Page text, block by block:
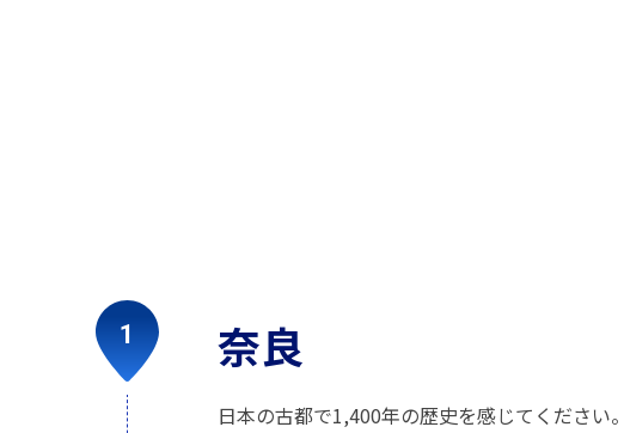
奈良
日本の古都で1,400年の歴史を感じてくださ